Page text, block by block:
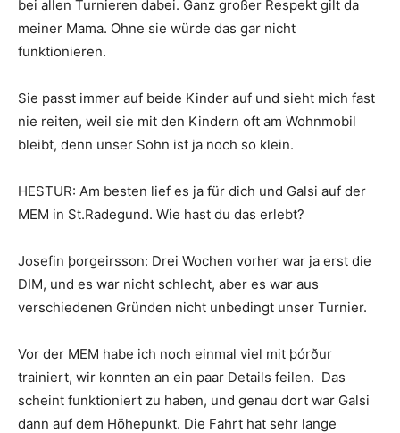
bei allen Turnieren dabei. Ganz großer Respekt gilt da
meiner Mama. Ohne sie würde das gar nicht
funktionieren.
Sie passt immer auf beide Kinder auf und sieht mich fast
nie reiten, weil sie mit den Kindern oft am Wohnmobil
bleibt, denn unser Sohn ist ja noch so klein.
HESTUR: Am besten lief es ja für dich und Galsi auf der
MEM in St.Radegund. Wie hast du das erlebt?
Josefin þorgeirsson: Drei Wochen vorher war ja erst die
DIM, und es war nicht schlecht, aber es war aus
verschiedenen Gründen nicht unbedingt unser Turnier.
Vor der MEM habe ich noch einmal viel mit þórður
trainiert, wir konnten an ein paar Details feilen. Das
scheint funktioniert zu haben, und genau dort war Galsi
dann auf dem Höhepunkt. Die Fahrt hat sehr lange